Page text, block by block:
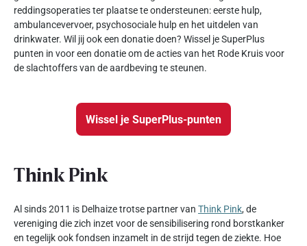
reddingsoperaties ter plaatse te ondersteunen: eerste hulp,
ambulancevervoer, psychosociale hulp en het uitdelen van
drinkwater. Wil jij ook een donatie doen? Wissel je SuperPlus
punten in voor een donatie om de acties van het Rode Kruis voor
de slachtoffers van de aardbeving te steunen.
Wissel je SuperPlus-punten
Think Pink
Al sinds 2011 is Delhaize trotse partner van Think Pink, de
vereniging die zich inzet voor de sensibilisering rond borstkanker
en tegelijk ook fondsen inzamelt in de strijd tegen de ziekte. Hoe